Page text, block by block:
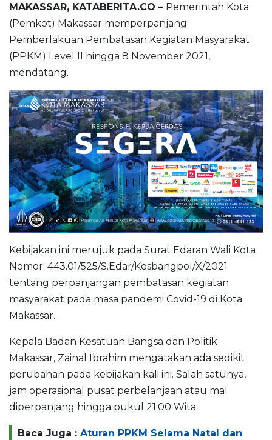
MAKASSAR, KATABERITA.CO – Pemerintah Kota
(Pemkot) Makassar memperpanjang
Pemberlakuan Pembatasan Kegiatan Masyarakat
(PPKM) Level II hingga 8 November 2021,
mendatang.
Kebijakan ini merujuk pada Surat Edaran Wali Kota
Nomor: 443.01/525/S.Edar/Kesbangpol/X/2021
tentang perpanjangan pembatasan kegiatan
masyarakat pada masa pandemi Covid-19 di Kota
Makassar.
Kepala Badan Kesatuan Bangsa dan Politik
Makassar, Zainal Ibrahim mengatakan ada sedikit
perubahan pada kebijakan kali ini. Salah satunya,
jam operasional pusat perbelanjaan atau mal
diperpanjang hingga pukul 21.00 Wita.
Baca Juga : Aturan PPKM Selama Natal dan